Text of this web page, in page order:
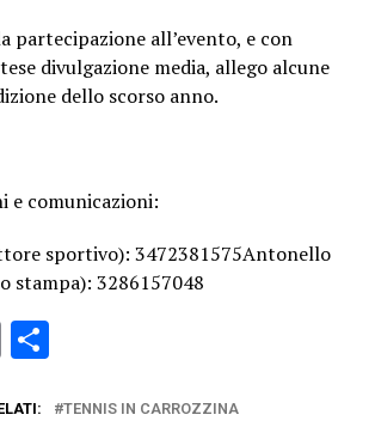
partecipazione all’evento, e con
divulgazione media, allego alcune
dello scorso anno.
e comunicazioni:
sportivo): 3472381575Antonello
stampa): 3286157048
EmailCondividi
TENNIS IN CARROZZINA